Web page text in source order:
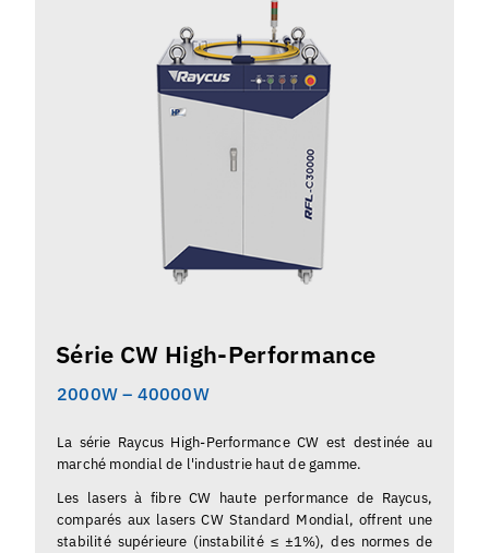
Série CW High-Performance
2000W – 40000W
La série Raycus High-Performance CW est destinée au
marché mondial de l'industrie haut de gamme.
Les lasers à fibre CW haute performance de Raycus,
comparés aux lasers CW Standard Mondial, offrent une
stabilité supérieure (instabilité ≤ ±1%), des normes de